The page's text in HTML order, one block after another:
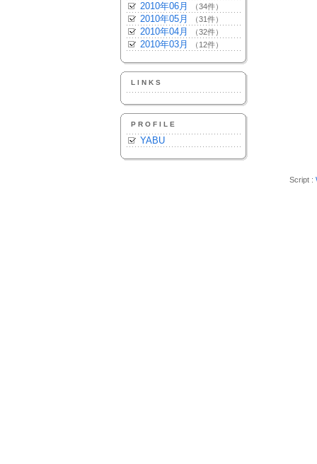
2010年06月 （34件）
2010年05月 （31件）
2010年04月 （32件）
2010年03月 （12件）
LINKS
PROFILE
YABU
Script :